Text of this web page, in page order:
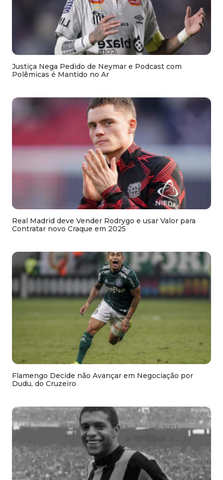
Justiça Nega Pedido de Neymar e Podcast com
Polêmicas é Mantido no Ar
Real Madrid deve Vender Rodrygo e usar Valor para
Contratar novo Craque em 2025
Flamengo Decide não Avançar em Negociação por
Dudu, do Cruzeiro